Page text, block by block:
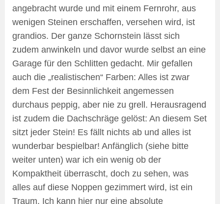
angebracht wurde und mit einem Fernrohr, aus
wenigen Steinen erschaffen, versehen wird, ist
grandios. Der ganze Schornstein lässt sich
zudem anwinkeln und davor wurde selbst an eine
Garage für den Schlitten gedacht. Mir gefallen
auch die „realistischen“ Farben: Alles ist zwar
dem Fest der Besinnlichkeit angemessen
durchaus peppig, aber nie zu grell. Herausragend
ist zudem die Dachschräge gelöst: An diesem Set
sitzt jeder Stein! Es fällt nichts ab und alles ist
wunderbar bespielbar! Anfänglich (siehe bitte
weiter unten) war ich ein wenig ob der
Kompaktheit überrascht, doch zu sehen, was
alles auf diese Noppen gezimmert wird, ist ein
Traum. Ich kann hier nur eine absolute